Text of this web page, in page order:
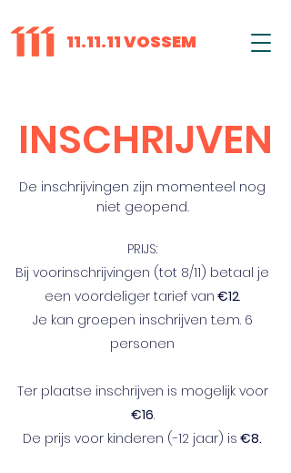
11.11.11 VOSSEM
INSCHRIJVEN
De inschrijvingen zijn momenteel nog
niet geopend.
PRIJS:
Bij voorinschrijvingen (tot 8/11) betaal je
een voordeliger tarief van €12.
Je kan groepen inschrijven t.e.m. 6
personen
Ter plaatse inschrijven is mogelijk voor
€16.
De prijs voor kinderen (-12 jaar) is €8.